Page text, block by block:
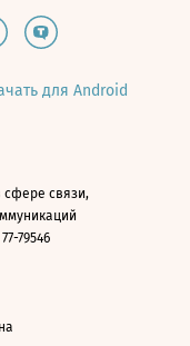
для Android
связи,
79546